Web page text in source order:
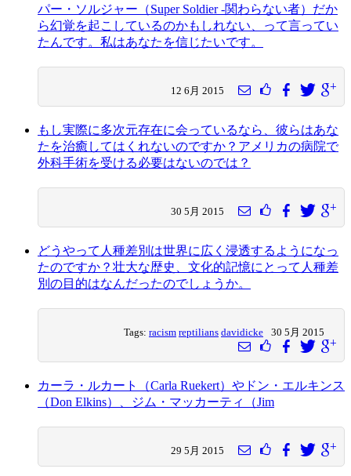
パー・ソルジャー（Super Soldier -関わらない者）だか
ら幻覚を起こしているのかもしれない、って言ってい
たんです。私はあなたを信じたいです。
12 6月 2015
もし実際に多次元存在に会っているなら、彼らはあな
たを治癒してはくれないのですか？アメリカの病院で
外科手術を受ける必要はないのでは？
30 5月 2015
どうやって人種差別は世界に広く浸透するようになっ
たのですか？壮大な歴史、文化的記憶にとって人種差
別の目的はなんだったのでしょうか。
Tags: racism reptilians davidicke 30 5月 2015
カーラ・ルカート（Carla Ruekert）やドン・エルキンス
（Don Elkins）、ジム・マッカーティ（Jim
29 5月 2015